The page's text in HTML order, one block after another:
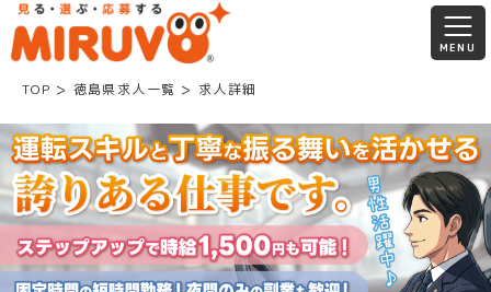
TOP 徳島県求人一覧 求人詳細